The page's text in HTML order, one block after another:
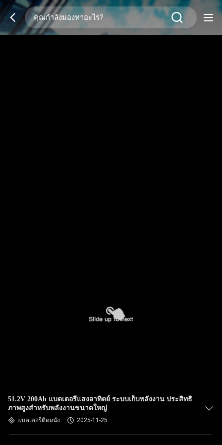
51.2V 200Ah แบตเตอรี่แสงอาทิตย์ ระบบเก็บพลังงาน ประสิทธิ
ภาพสูงสําหรับพลังงานขนาดใหญ่
แบตเตอรี่ติดผนัง 2025-11-25